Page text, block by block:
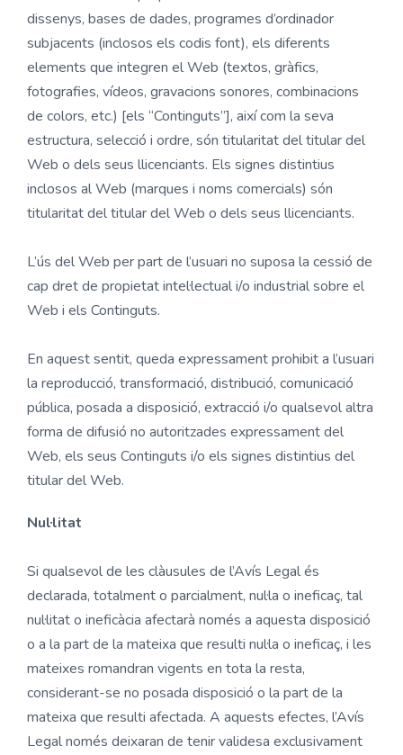
dissenys, bases de dades, programes d’ordinador
subjacents (inclosos els codis font), els diferents
elements que integren el Web (textos, gràfics,
fotografies, vídeos, gravacions sonores, combinacions
de colors, etc.) [els “Continguts”], així com la seva
estructura, selecció i ordre, són titularitat del titular del
Web o dels seus llicenciants. Els signes distintius
inclosos al Web (marques i noms comercials) són
titularitat del titular del Web o dels seus llicenciants.
L’ús del Web per part de l’usuari no suposa la cessió de
cap dret de propietat intel·lectual i/o industrial sobre el
Web i els Continguts.
En aquest sentit, queda expressament prohibit a l’usuari
la reproducció, transformació, distribució, comunicació
pública, posada a disposició, extracció i/o qualsevol altra
forma de difusió no autoritzades expressament del
Web, els seus Continguts i/o els signes distintius del
titular del Web.
Nul·litat
Si qualsevol de les clàusules de l’Avís Legal és
declarada, totalment o parcialment, nul·la o ineficaç, tal
nul·litat o ineficàcia afectarà només a aquesta disposició
o a la part de la mateixa que resulti nul·la o ineficaç, i les
mateixes romandran vigents en tota la resta,
considerant-se no posada disposició o la part de la
mateixa que resulti afectada. A aquests efectes, l’Avís
Legal només deixaran de tenir validesa exclusivament